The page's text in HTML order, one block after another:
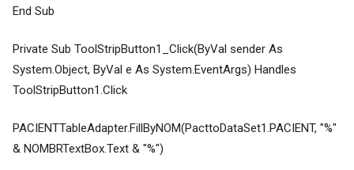
End Sub
Private Sub ToolStripButton1_Click(ByVal sender As
System.Object, ByVal e As System.EventArgs) Handles
ToolStripButton1.Click
PACIENTTableAdapter.FillByNOM(PacttoDataSet1.PACIENT, "%"
& NOMBRTextBox.Text & "%")